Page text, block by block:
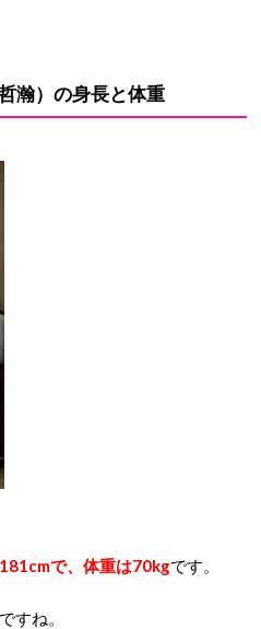
瀚）の身長と体重
で、体重は70kgです。
すね。